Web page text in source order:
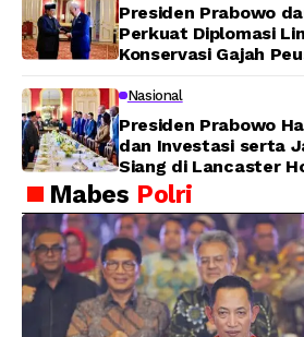
Presiden Prabowo
Perkuat Diplomasi
Konservasi Gajah
Nasional
Presiden Prabowo
dan Investasi serta
Siang di Lancaster
Mabes Polri